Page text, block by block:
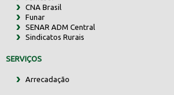
CNA Brasil
Funar
SENAR ADM Central
Sindicatos Rurais
SERVIÇOS
Arrecadação